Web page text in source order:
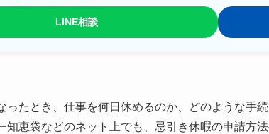
LINE相談
ったとき、仕事を何日休めるのか、どのような手
知恵袋などのネット上でも、忌引き休暇の申請方